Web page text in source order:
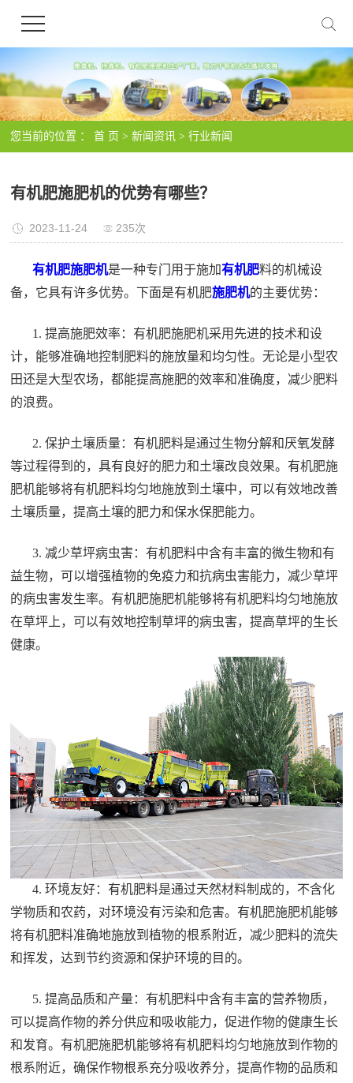
您当前的位置 ：首 页 >新闻资讯 >行业新闻
有机肥施肥机的优势有哪些？
2023-11-24 235次
有机肥施肥机是一种专门用于施加有机肥料的机械设
备，它具有许多优势。下面是有机肥施肥机的主要优势：
1. 提高施肥效率：有机肥施肥机采用先进的技术和设
计，能够准确地控制肥料的施放量和均匀性。无论是小型农
田还是大型农场，都能提高施肥的效率和准确度，减少肥料
的浪费。
2. 保护土壤质量：有机肥料是通过生物分解和厌氧发酵
等过程得到的，具有良好的肥力和土壤改良效果。有机肥施
肥机能够将有机肥料均匀地施放到土壤中，可以有效地改善
土壤质量，提高土壤的肥力和保水保肥能力。
3. 减少草坪病虫害：有机肥料中含有丰富的微生物和有
益生物，可以增强植物的免疫力和抗病虫害能力，减少草坪
的病虫害发生率。有机肥施肥机能够将有机肥料均匀地施放
在草坪上，可以有效地控制草坪的病虫害，提高草坪的生长
健康。
4. 环境友好：有机肥料是通过天然材料制成的，不含化
学物质和农药，对环境没有污染和危害。有机肥施肥机能够
将有机肥料准确地施放到植物的根系附近，减少肥料的流失
和挥发，达到节约资源和保护环境的目的。
5. 提高品质和产量：有机肥料中含有丰富的营养物质，
可以提高作物的养分供应和吸收能力，促进作物的健康生长
和发育。有机肥施肥机能够将有机肥料均匀地施放到作物的
根系附近，确保作物根系充分吸收养分，提高作物的品质和